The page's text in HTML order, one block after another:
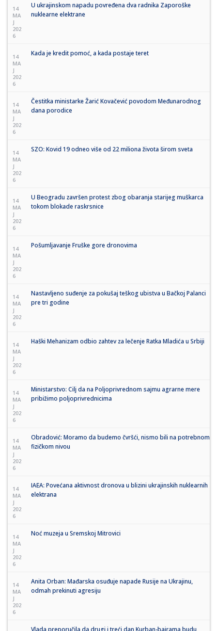
14
MA
J
202
6
U ukrajinskom napadu povređena dva radnika Zaporoške
nuklearne elektrane
14
MA
J
202
6
Kada je kredit pomoć, a kada postaje teret
14
MA
J
202
6
Čestitka ministarke Žarić Kovačević povodom Međunarodnog
dana porodice
14
MA
J
202
6
SZO: Kovid 19 odneo više od 22 miliona života širom sveta
14
MA
J
202
6
U Beogradu završen protest zbog obaranja starijeg muškarca
tokom blokade raskrsnice
14
MA
J
202
6
Pošumljavanje Fruške gore dronovima
14
MA
J
202
6
Nastavljeno suđenje za pokušaj teškog ubistva u Bačkoj Palanci
pre tri godine
14
MA
J
202
6
Haški Mehanizam odbio zahtev za lečenje Ratka Mladića u Srbiji
14
MA
J
202
6
Ministarstvo: Cilj da na Poljoprivrednom sajmu agrarne mere
pribižimo poljoprivrednicima
14
MA
J
202
6
Obradović: Moramo da budemo čvršći, nismo bili na potrebnom
fizičkom nivou
14
MA
J
202
6
IAEA: Povećana aktivnost dronova u blizini ukrajinskih nuklearnih
elektrana
14
MA
J
202
6
Noć muzeja u Sremskoj Mitrovici
14
MA
J
202
6
Anita Orban: Mađarska osuđuje napade Rusije na Ukrajinu,
odmah prekinuti agresiju
Vlada preporučila da drugi i treći dan Kurban-bajrama budu